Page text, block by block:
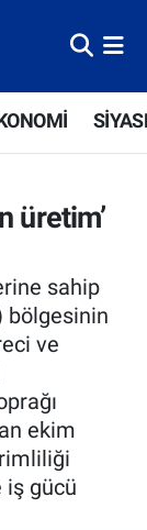
üretim’
sahip
bölgesinin
ve
ekim
iş gücü